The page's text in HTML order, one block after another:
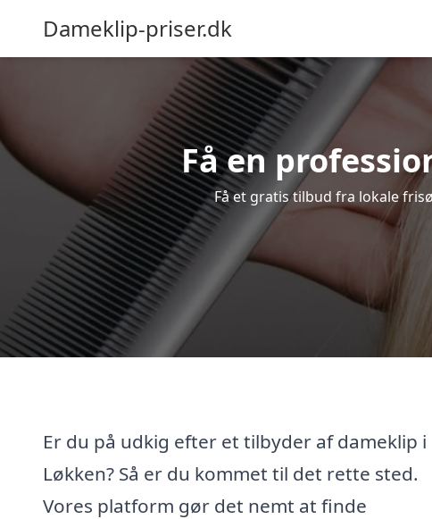
Dameklip-priser.dk
Få en
Få et gratis tilbud fra lokale
Er du på udkig efter et tilbyder af dameklip i
Løkken? Så er du kommet til det rette sted.
Vores platform gør det nemt at finde